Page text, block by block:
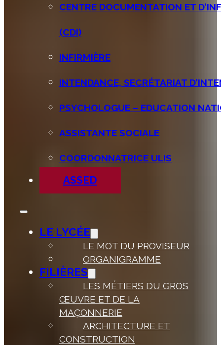
CENTRE DOCUMENTATION ET
(CDI)
INFIRMIÈRE
INTENDANCE, SECRÉTARIAT
PSYCHOLOGUE – EDUCATION
ASSISTANTE SOCIALE
COORDONNATRICE ULIS
ASSED
LE LYCÉE
LE MOT DU PROVISEUR
ORGANIGRAMME
FILIÈRES
LES MÉTIERS DU GROS
ŒUVRE ET DE LA
MAÇONNERIE
ARCHITECTURE ET
CONSTRUCTION